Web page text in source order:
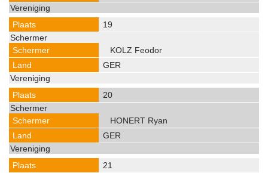
19
KOLZ Feodor
GER
20
HONERT Ryan
GER
21